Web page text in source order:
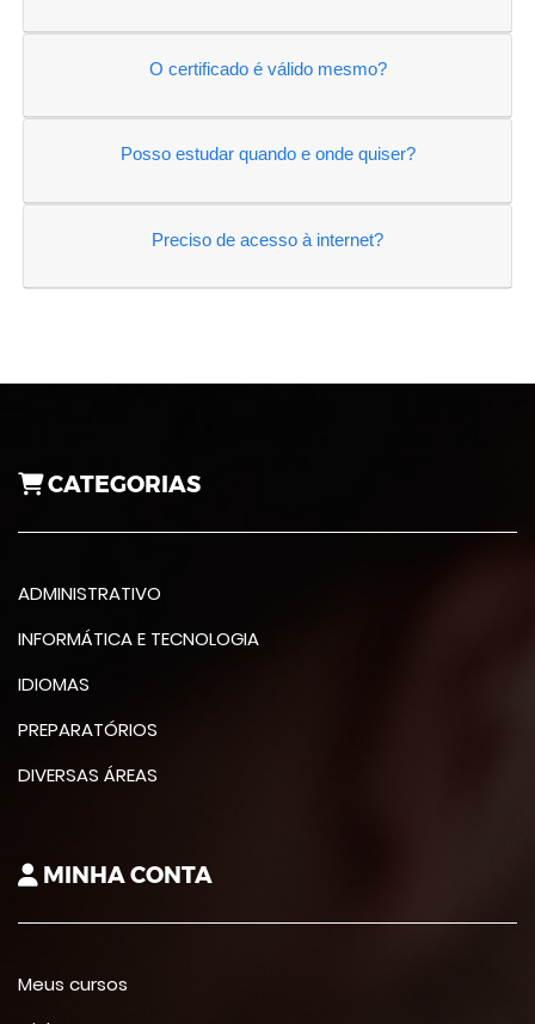
O certificado é válido mesmo?
Posso estudar quando e onde quiser?
Preciso de acesso à internet?
CATEGORIAS
ADMINISTRATIVO
INFORMÁTICA E TECNOLOGIA
IDIOMAS
PREPARATÓRIOS
DIVERSAS ÁREAS
MINHA CONTA
Meus cursos